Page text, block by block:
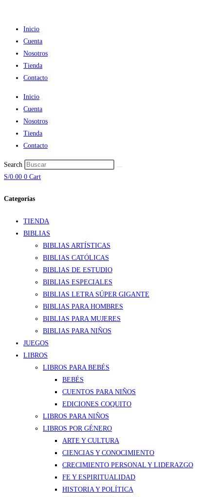
contenido
Inicio
Cuenta
Nosotros
Tienda
Contacto
Inicio
Cuenta
Nosotros
Tienda
Contacto
Search
S/0.00 0 Cart
Categorías
TIENDA
BIBLIAS
BIBLIAS ARTÍSTICAS
BIBLIAS CATÓLICAS
BIBLIAS DE ESTUDIO
BIBLIAS ESPECIALES
BIBLIAS LETRA SÚPER GIGANTE
BIBLIAS PARA HOMBRES
BIBLIAS PARA MUJERES
BIBLIAS PARA NIÑOS
JUEGOS
LIBROS
LIBROS PARA BEBÉS
BEBÉS
CUENTOS PARA NIÑOS
EDICIONES COQUITO
LIBROS PARA NIÑOS
LIBROS POR GÉNERO
ARTE Y CULTURA
CIENCIAS Y CONOCIMIENTO
CRECIMIENTO PERSONAL Y LIDERAZGO
FE Y ESPIRITUALIDAD
HISTORIA Y POLÍTICA